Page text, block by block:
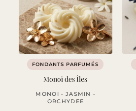
FONDANTS PARFUMÉS
Monoï des Îles
MONOI • JASMIN •
ORCHYDEE